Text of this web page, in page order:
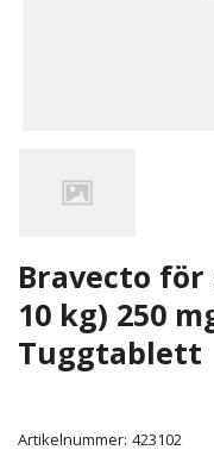
Bravecto för
10 kg) 250
Tuggtablett
Artikelnummer: 423102